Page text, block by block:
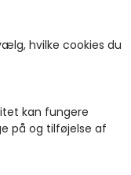
hvilke cookies du
kan fungere
på og tilføjelse af